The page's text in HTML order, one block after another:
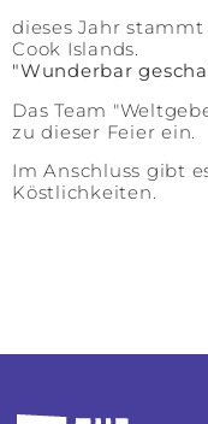
dieses Jahr
Cook Islands.
"Wunderbar
Das Team
zu dieser Feier ein.
Im Anschluss gibt
Köstlichkeiten.